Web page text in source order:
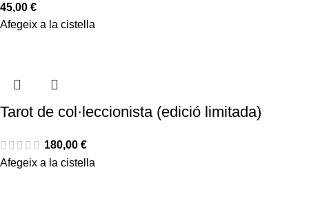
45,00 €
Afegeix a la cistella
Tarot de col·leccionista (edició limitada)
180,00 €
Afegeix a la cistella